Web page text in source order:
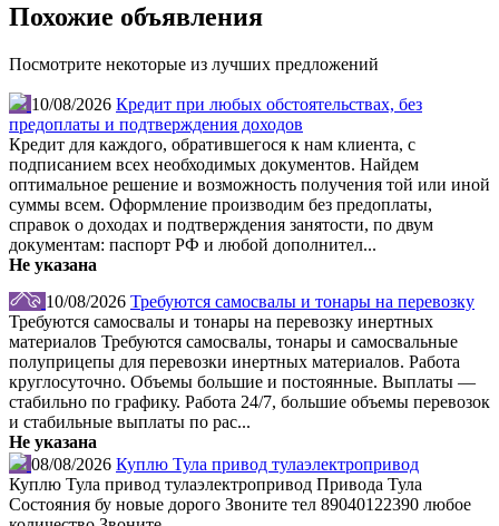
Похожие объявления
Посмотрите некоторые из лучших предложений
10/08/2026 Кредит при любых обстоятельствах, без
предоплаты и подтверждения доходов
Кредит для каждого, обратившегося к нам клиента, с
подписанием всех необходимых документов. Найдем
оптимальное решение и возможность получения той или иной
суммы всем. Оформление производим без предоплаты,
справок о доходах и подтверждения занятости, по двум
документам: паспорт РФ и любой дополнител...
Не указана
10/08/2026 Требуются самосвалы и тонары на перевозку
Требуются самосвалы и тонары на перевозку инертных
материалов Требуются самосвалы, тонары и самосвальные
полуприцепы для перевозки инертных материалов. Работа
круглосуточно. Объемы большие и постоянные. Выплаты —
стабильно по графику. Работа 24/7, большие объемы перевозок
и стабильные выплаты по рас...
Не указана
08/08/2026 Куплю Тула привод тулаэлектропривод
Куплю Тула привод тулаэлектропривод Привода Тула
Состояния бу новые дорого Звоните тел 89040122390 любое